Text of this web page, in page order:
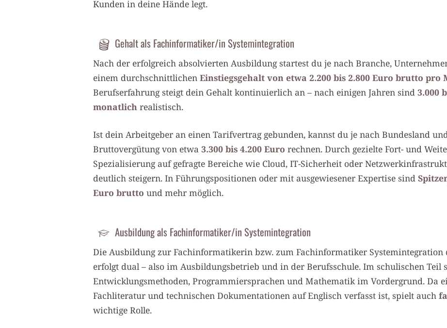
Kunden in deine Hände legt.
Gehalt als Fachinformatiker/in Systemintegration
Nach der erfolgreich absolvierten Ausbildung startest du je nach Branche,
einem durchschnittlichen Einstiegsgehalt von etwa 2.200 bis 2.800 Euro brutto pro
Berufserfahrung steigt dein Gehalt kontinuierlich an – nach einigen Jahren sind 3.000
monatlich realistisch.
Ist dein Arbeitgeber an einen Tarifvertrag gebunden, kannst du je nach Bundesland
Bruttovergütung von etwa 3.300 bis 4.200 Euro rechnen. Durch gezielte Fort- und
Spezialisierung auf gefragte Bereiche wie Cloud, IT-Sicherheit oder
deutlich steigern. In Führungspositionen oder mit ausgewiesener Expertise sind
Euro brutto und mehr möglich.
Ausbildung als Fachinformatiker/in Systemintegration
Die Ausbildung zur Fachinformatikerin bzw. zum Fachinformatiker Systemintegration
erfolgt dual – also im Ausbildungsbetrieb und in der Berufsschule. Im schulischen Teil
Entwicklungsmethoden, Programmiersprachen und Mathematik im Vordergrund. Da
Fachliteratur und technischen Dokumentationen auf Englisch verfasst ist, spielt auch
wichtige Rolle.